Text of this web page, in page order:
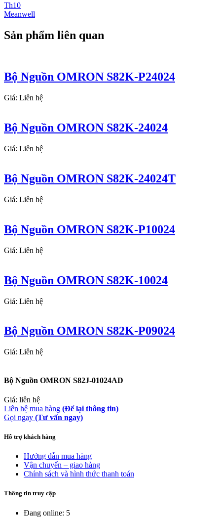
Th10
Meanwell
Sản phẩm liên quan
Bộ Nguồn OMRON S82K-P24024
Giá: Liên hệ
Bộ Nguồn OMRON S82K-24024
Giá: Liên hệ
Bộ Nguồn OMRON S82K-24024T
Giá: Liên hệ
Bộ Nguồn OMRON S82K-P10024
Giá: Liên hệ
Bộ Nguồn OMRON S82K-10024
Giá: Liên hệ
Bộ Nguồn OMRON S82K-P09024
Giá: Liên hệ
Bộ Nguồn OMRON S82J-01024AD
Giá: liên hệ
Liên hệ mua hàng (Để lại thông tin)
Gọi ngay (Tư vấn ngay)
Hỗ trợ khách hàng
Hướng dẫn mua hàng
Vận chuyển – giao hàng
Chính sách và hình thức thanh toán
Thông tin truy cập
Đang online: 5